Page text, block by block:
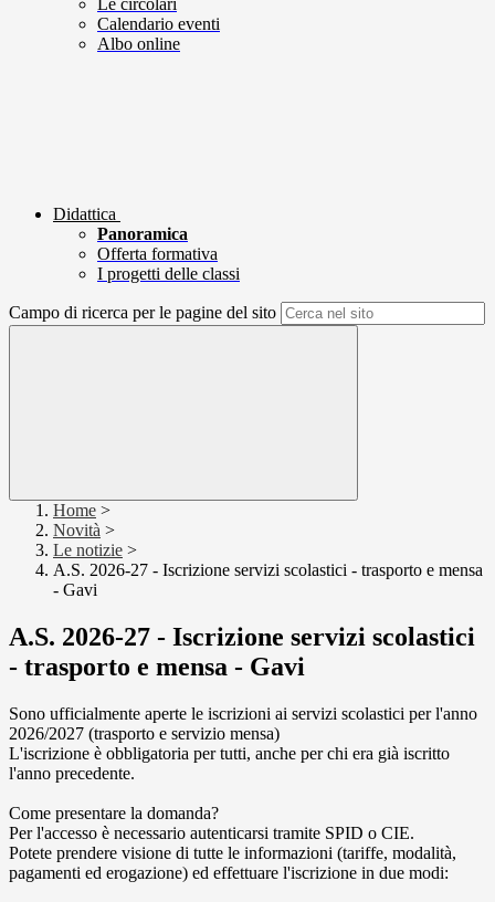
Le circolari
Calendario eventi
Albo online
Didattica
Panoramica
Offerta formativa
I progetti delle classi
Campo di ricerca per le pagine del sito
Home >
Novità >
Le notizie >
A.S. 2026-27 - Iscrizione servizi scolastici - trasporto e mensa
- Gavi
A.S. 2026-27 - Iscrizione servizi scolastici
- trasporto e mensa - Gavi
Sono ufficialmente aperte le iscrizioni ai servizi scolastici per l'anno
2026/2027 (trasporto e servizio mensa)
L'iscrizione è obbligatoria per tutti, anche per chi era già iscritto
l'anno precedente.
Come presentare la domanda?
Per l'accesso è necessario autenticarsi tramite SPID o CIE.
Potete prendere visione di tutte le informazioni (tariffe, modalità,
pagamenti ed erogazione) ed effettuare l'iscrizione in due modi: